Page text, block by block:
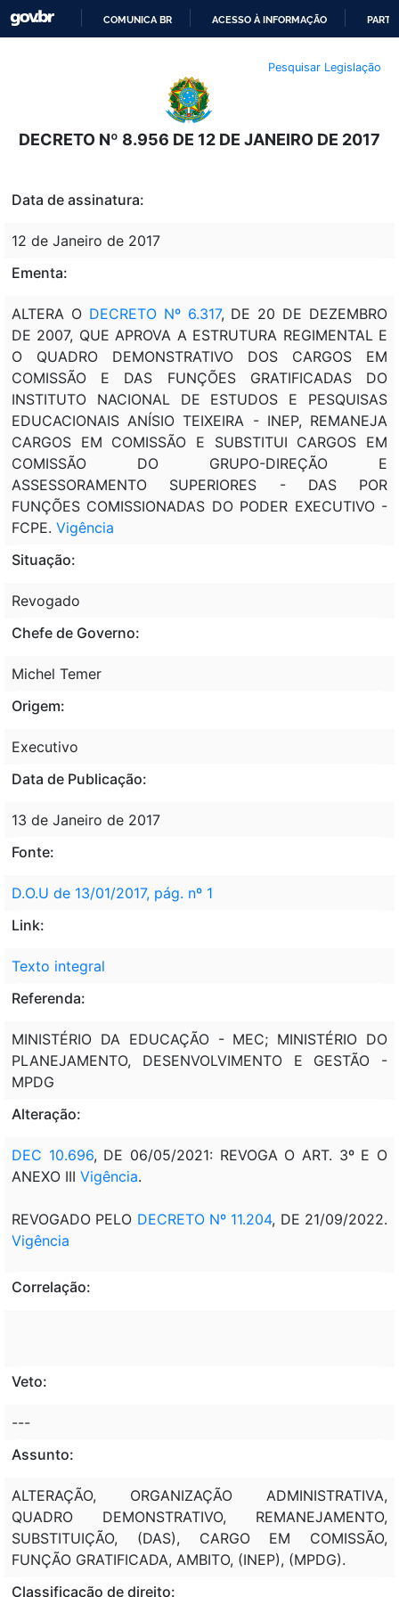
O
CONTEÚDO
COMUNICA BR ACESSO À INFORMAÇÃO
Pesquisar Legislação
DECRETO Nº 8.956 DE 12 DE JANEIRO DE 2017
Data de assinatura:
12 de Janeiro de 2017
Ementa:
ALTERA O DECRETO Nº 6.317, DE 20 DE DEZEMBRO
DE 2007, QUE APROVA A ESTRUTURA REGIMENTAL E
O QUADRO DEMONSTRATIVO DOS CARGOS EM
COMISSÃO E DAS FUNÇÕES GRATIFICADAS DO
INSTITUTO NACIONAL DE ESTUDOS E PESQUISAS
EDUCACIONAIS ANÍSIO TEIXEIRA - INEP, REMANEJA
CARGOS EM COMISSÃO E SUBSTITUI CARGOS EM
COMISSÃO DO GRUPO-DIREÇÃO E
ASSESSORAMENTO SUPERIORES - DAS POR
FUNÇÕES COMISSIONADAS DO PODER EXECUTIVO -
FCPE. Vigência
Situação:
Revogado
Chefe de Governo:
Michel Temer
Origem:
Executivo
Data de Publicação:
13 de Janeiro de 2017
Fonte:
D.O.U de 13/01/2017, pág. nº 1
Link:
Texto integral
Referenda:
MINISTÉRIO DA EDUCAÇÃO - MEC; MINISTÉRIO DO
PLANEJAMENTO, DESENVOLVIMENTO E GESTÃO -
MPDG
Alteração:
DEC 10.696, DE 06/05/2021: REVOGA O ART. 3º E O
ANEXO III Vigência.
REVOGADO PELO DECRETO Nº 11.204, DE 21/09/2022.
Vigência
Correlação:
Veto:
---
Assunto:
ALTERAÇÃO, ORGANIZAÇÃO ADMINISTRATIVA,
QUADRO DEMONSTRATIVO, REMANEJAMENTO,
SUBSTITUIÇÃO, (DAS), CARGO EM COMISSÃO,
FUNÇÃO GRATIFICADA, AMBITO, (INEP), (MPDG).
Classificação de direito: